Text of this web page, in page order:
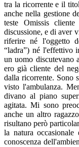
tra la ricorrente e il
anche nella gestione
teste Omissis
discussione, e di aver
riferire né l'oggetto
“ladra”) né l'effettivo
un uomo discutevano
ero già cliente del
dalla ricorrente. Sono
visto l'ambulanza.
divano al piano
agitata. Mi sono
anche un altro
risultano però
la natura
conoscenza